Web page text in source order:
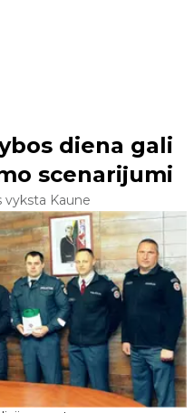
diena gali
scenarijumi
vyksta Kaune